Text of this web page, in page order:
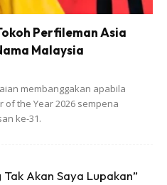
Ads
Perfileman Asia
Malaysia
membanggakan apabila
of the Year 2026 sempena
ke-31.
Akan Saya Lupakan”